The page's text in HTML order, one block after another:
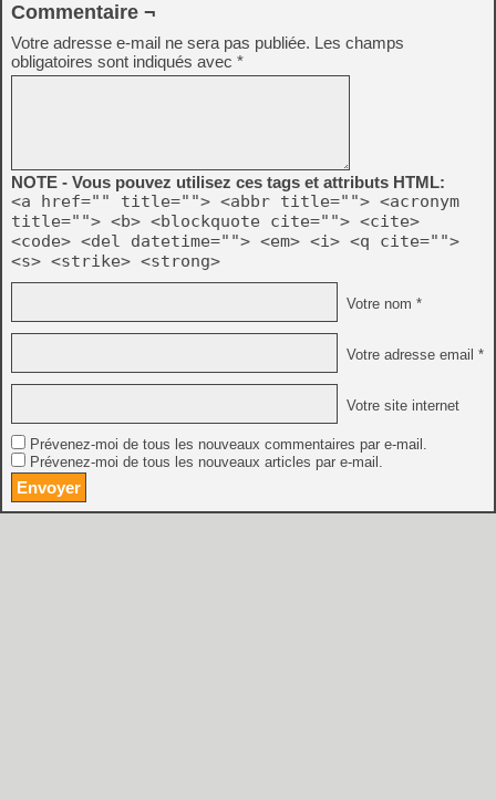
Commentaire ¬
Votre adresse e-mail ne sera pas publiée. Les champs
obligatoires sont indiqués avec *
NOTE - Vous pouvez utilisez ces tags et attributs HTML:
<a href="" title=""> <abbr title=""> <acronym
title=""> <b> <blockquote cite=""> <cite>
<code> <del datetime=""> <em> <i> <q cite="">
<s> <strike> <strong>
Votre nom *
Votre adresse email *
Votre site internet
Prévenez-moi de tous les nouveaux commentaires par e-mail.
Prévenez-moi de tous les nouveaux articles par e-mail.